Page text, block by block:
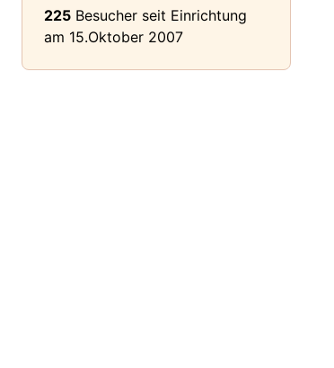
225 Besucher seit Einrichtung
am 15.Oktober 2007